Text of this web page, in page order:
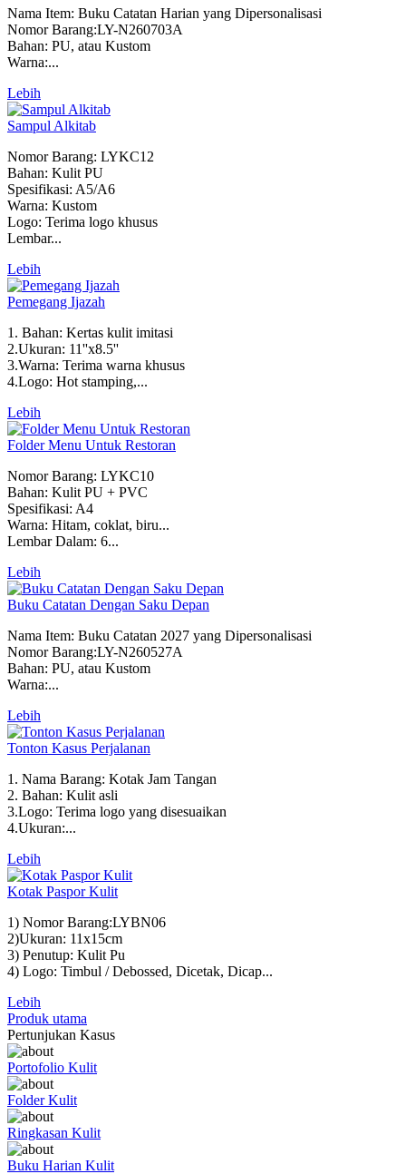
Nama Item: Buku Catatan Harian yang Dipersonalisasi
Nomor Barang:LY-N260703A
Bahan: PU, atau Kustom
Warna:...
Lebih
Sampul Alkitab
Nomor Barang: LYKC12
Bahan: Kulit PU
Spesifikasi: A5/A6
Warna: Kustom
Logo: Terima logo khusus
Lembar...
Lebih
Pemegang Ijazah
1. Bahan: Kertas kulit imitasi
2.Ukuran: 11''x8.5''
3.Warna: Terima warna khusus
4.Logo: Hot stamping,...
Lebih
Folder Menu Untuk Restoran
Nomor Barang: LYKC10
Bahan: Kulit PU + PVC
Spesifikasi: A4
Warna: Hitam, coklat, biru...
Lembar Dalam: 6...
Lebih
Buku Catatan Dengan Saku Depan
Nama Item: Buku Catatan 2027 yang Dipersonalisasi
Nomor Barang:LY-N260527A
Bahan: PU, atau Kustom
Warna:...
Lebih
Tonton Kasus Perjalanan
1. Nama Barang: Kotak Jam Tangan
2. Bahan: Kulit asli
3.Logo: Terima logo yang disesuaikan
4.Ukuran:...
Lebih
Kotak Paspor Kulit
1) Nomor Barang:LYBN06
2)Ukuran: 11x15cm
3) Penutup: Kulit Pu
4) Logo: Timbul / Debossed, Dicetak, Dicap...
Lebih
Produk utama
Pertunjukan Kasus
Portofolio Kulit
Folder Kulit
Ringkasan Kulit
Buku Harian Kulit